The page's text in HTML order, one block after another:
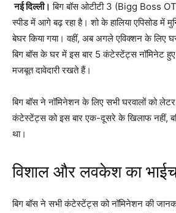
नई दिल्ली। बिग बॉस ओटीटी 3 (Bigg Boss
स्पीड में आगे बढ़ रहा है। शो के हालिया एपिसोड में
बेघर किया गया। वहीं, अब अगले एविक्शन के लिए
बिग बॉस के घर में इस बार 5 कंटेस्टेंट्स नॉमिनेट
मजबूत दावेदारी रखते हैं।
बिग बॉस ने नॉमिनेशन के लिए सभी घरवालों को
कंटेस्टेंट्स को इस बार एक-दूसरे के खिलाफ नहीं,
था।
विशाल और लवकेश का
बिग बॉस ने सभी कंटेस्टेंट्स को नॉमिनेशन की